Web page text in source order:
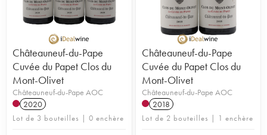
Châteauneuf-du-Pape
Cuvée du Papet Clos du
Mont-Olivet
Châteauneuf-du-Pape AOC
2020
Lot de 3 bouteilles | 0 enchère
Châteauneuf-du-Pape
Cuvée du Papet Clos du
Mont-Olivet
Châteauneuf-du-Pape AOC
2018
Lot de 2 bouteilles | 1 enchère